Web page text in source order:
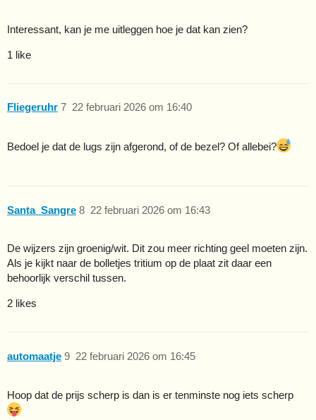
Interessant, kan je me uitleggen hoe je dat kan zien?
1 like
Fliegeruhr 22 februari 2026 om 16:40
7
Bedoel je dat de lugs zijn afgerond, of de bezel? Of allebei?
Santa_Sangre 22 februari 2026 om 16:43
8
De wijzers zijn groenig/wit. Dit zou meer richting geel moeten zijn.
Als je kijkt naar de bolletjes tritium op de plaat zit daar een
behoorlijk verschil tussen.
2 likes
automaatje 22 februari 2026 om 16:45
9
Hoop dat de prijs scherp is dan is er tenminste nog iets scherp